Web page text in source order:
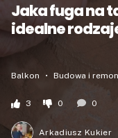
Jaka fuga na
idealne
Balkon Budowa i
3 0 0
Arkadiusz Kukier